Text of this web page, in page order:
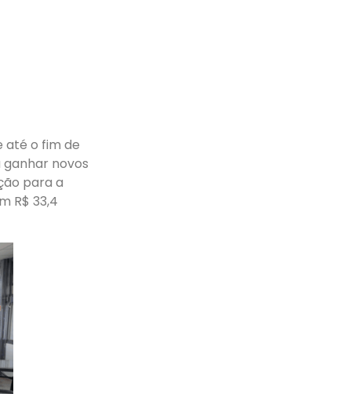
até o fim de
ganhar novos
para a
R$ 33,4